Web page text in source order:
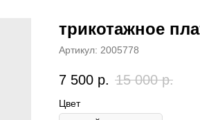
трикотажное
Артикул: 2005778
7 500 р. 15 000 р.
Цвет